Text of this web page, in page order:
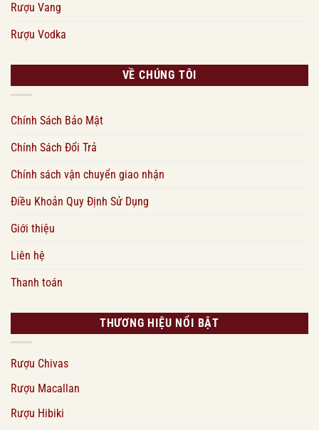
Rượu Vang
Rượu Vodka
VỀ CHÚNG TÔI
Chính Sách Bảo Mật
Chính Sách Đổi Trả
Chính sách vận chuyển giao nhận
Điều Khoản Quy Định Sử Dụng
Giới thiệu
Liên hệ
Thanh toán
THƯƠNG HIỆU NỔI BẬT
Rượu Chivas
Rượu Macallan
Rượu Hibiki